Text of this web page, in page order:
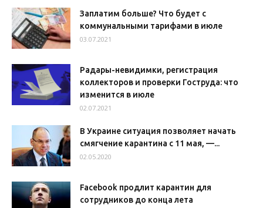
Заплатим больше? Что будет с
коммунальными тарифами в июле
03.07.2021
Радары-невидимки, регистрация
коллекторов и проверки Гоструда: что
изменится в июле
02.07.2021
В Украине ситуация позволяет начать
смягчение карантина с 11 мая, —...
02.05.2020
Facebook продлит карантин для
сотрудников до конца лета